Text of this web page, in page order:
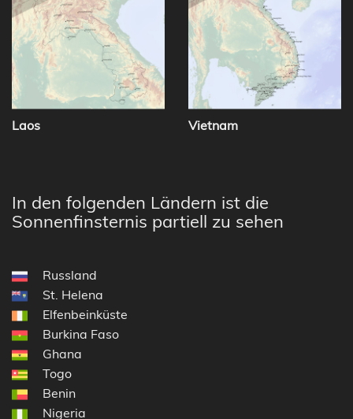
Laos Vietnam
In den folgenden Ländern ist die
Sonnenfinsternis partiell zu sehen
Russland
St. Helena
Elfenbeinküste
Burkina Faso
Ghana
Togo
Benin
Nigeria